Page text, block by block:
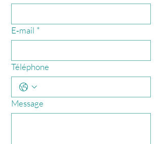
E‑mail *
Téléphone
Message